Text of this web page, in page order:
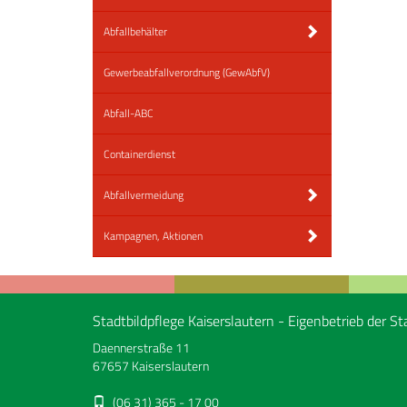
Abfallbehälter
Gewerbeabfallverordnung (GewAbfV)
Abfall-ABC
Containerdienst
Abfallvermeidung
Kampagnen, Aktionen
Stadtbildpflege Kaiserslautern - Eigenbetrieb der
Daennerstraße 11
67657 Kaiserslautern
(06 31) 365 - 17 00